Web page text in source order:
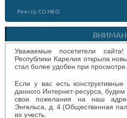
Реестр СО НКО
Уважаемые посетители
Республики Карелия открыла
стал более удобен при просмотре.
Если у вас есть
данного Интернет-ресурса,
свои пожелания на наш
Энгельса, д. 4 (Общественная
их учесть.